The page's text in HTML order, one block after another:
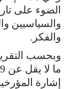
الضوء على
والسياسيين
والفكر.
وبحسب
إشارة